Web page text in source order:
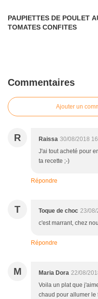
PAUPIETTES DE POULET
TOMATES CONFITES
Commentaires
Ajouter un
R Raissa 30/08/2018
J'ai tout acheté pour
ta recette ;-)
Répondre
T Toque de choc 23/08/
c'est marrant, chez
Répondre
M Maria Dora 22/08/
Voila un plat que
chaud pour allumer le